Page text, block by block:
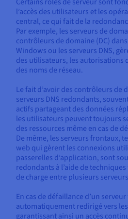
l’accès des utilisateurs et les
central, ce qui fait de la
Par exemple, les serveurs de
contrôleurs de domaine (DC)
Windows ou les serveurs DNS,
des utilisateurs, les autorisations
des noms de réseau.
Le fait d’avoir des contrôleurs de
serveurs DNS redondants,
actifs partageant des données
les utilisateurs peuvent toujours
des ressources même en cas de
De même, les serveurs frontaux,
web qui gèrent les connexions
passerelles d’application, sont
redondants à l’aide de
de charge entre plusieurs
En cas de défaillance d’un
automatiquement redirigé vers
garantissant ainsi un accès